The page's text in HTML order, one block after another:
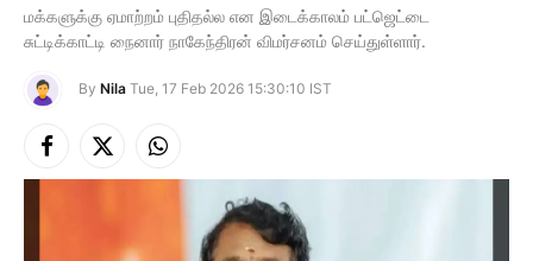
மக்களுக்கு ஏமாற்றம் புதிதல்ல என இடைக்காலம் பட்ஜெட்டை
சுட்டிக்காட்டி நைனார் நாகேந்திரன் விமர்சனம் செய்துள்ளார்.
By Nila Tue, 17 Feb 2026 15:30:10 IST
Facebook
X
(Twitter)
Instagram